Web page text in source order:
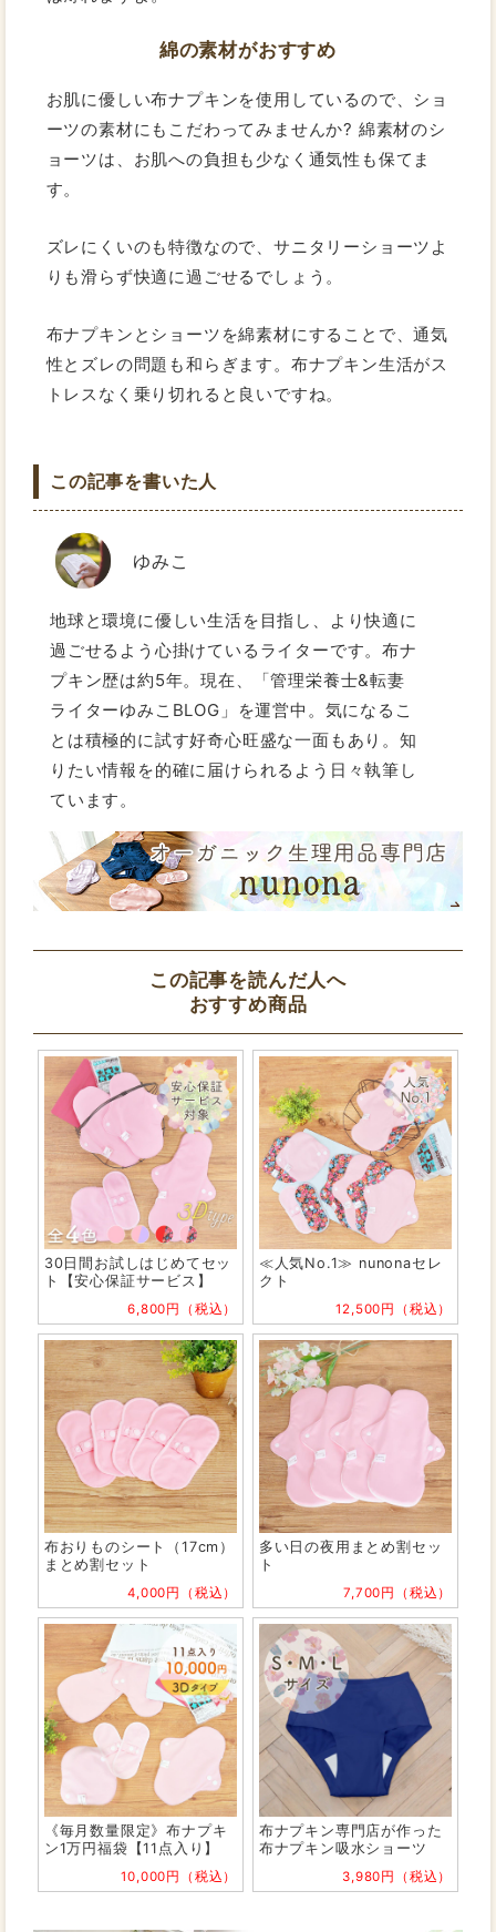
綿の素材がおすすめ
お肌に優しい布ナプキンを使用しているので、ショ
ーツの素材にもこだわってみませんか? 綿素材のシ
ョーツは、お肌への負担も少なく通気性も保てま
す。
ズレにくいのも特徴なので、サニタリーショーツよ
りも滑らず快適に過ごせるでしょう。
布ナプキンとショーツを綿素材にすることで、通気
性とズレの問題も和らぎます。布ナプキン生活がス
トレスなく乗り切れると良いですね。
この記事を書いた人
ゆみこ
地球と環境に優しい生活を目指し、より快適に
過ごせるよう心掛けているライターです。布ナ
プキン歴は約5年。現在、「管理栄養士&転妻
ライターゆみこBLOG」を運営中。気になるこ
とは積極的に試す好奇心旺盛な一面もあり。知
りたい情報を的確に届けられるよう日々執筆し
ています。
この記事を読んだ人へ
おすすめ商品
30日間お試しはじめてセッ
ト【安心保証サービス】
6,800円（税込）
≪人気No.1≫ nunonaセレ
クト
12,500円（税込）
布おりものシート（17cm）
まとめ割セット
4,000円（税込）
多い日の夜用まとめ割セッ
ト
7,700円（税込）
《毎月数量限定》布ナプキ
ン1万円福袋【11点入り】
10,000円（税込）
布ナプキン専門店が作った
布ナプキン吸水ショーツ
3,980円（税込）